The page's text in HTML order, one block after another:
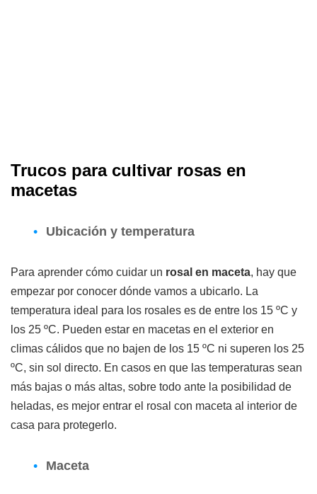
Trucos para cultivar rosas en
macetas
Ubicación y temperatura
Para aprender cómo cuidar un rosal en maceta, hay que
empezar por conocer dónde vamos a ubicarlo. La
temperatura ideal para los rosales es de entre los 15 ºC y
los 25 ºC. Pueden estar en macetas en el exterior en
climas cálidos que no bajen de los 15 ºC ni superen los 25
ºC, sin sol directo. En casos en que las temperaturas sean
más bajas o más altas, sobre todo ante la posibilidad de
heladas, es mejor entrar el rosal con maceta al interior de
casa para protegerlo.
Maceta